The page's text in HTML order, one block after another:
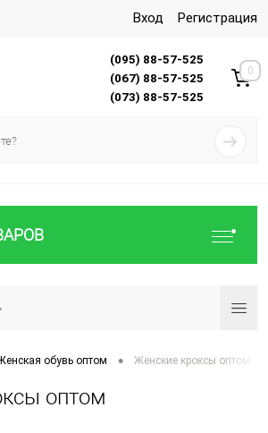
Вход Регистрация
(095) 88-57-525
(067) 88-57-525
(073) 88-57-525
0
обувь оптом • Женские кроксы оптом
оптом